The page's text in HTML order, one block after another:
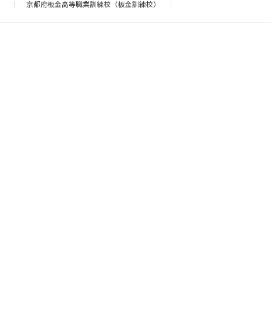
京都府板金高等職業訓練校（板金訓練校）